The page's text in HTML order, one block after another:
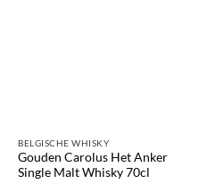
BELGISCHE WHISKY
Gouden Carolus Het Anker
Single Malt Whisky 70cl